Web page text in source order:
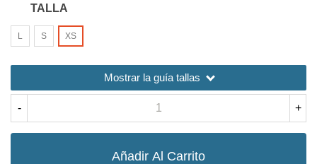
TALLA
L S XS
Mostrar la guía tallas
- +
Añadir Al Carrito